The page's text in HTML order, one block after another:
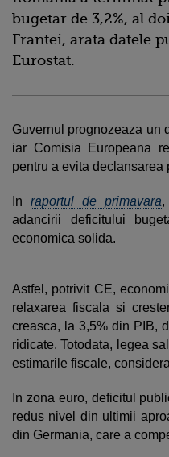
bugetar de 3,2%, al
Frantei, arata datele
Eurostat.
Guvernul prognozeaza un
iar Comisia Europeana
pentru a evita declansarea
In raportul de primavara,
adancirii deficitului
economica solida.
Astfel, potrivit CE,
relaxarea fiscala si
creasca, la 3,5% din PIB,
ridicate. Totodata, legea
estimarile fiscale,
In zona euro, deficitul
redus nivel din ultimii
din Germania, care a